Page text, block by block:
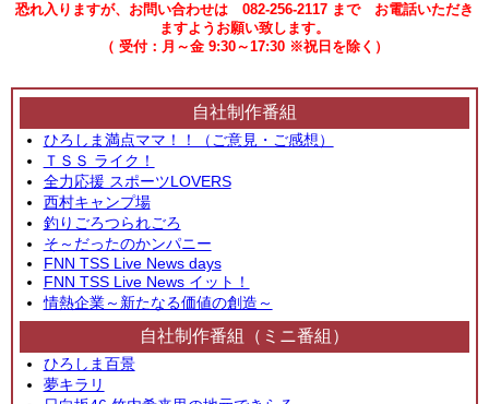
恐れ入りますが、お問い合わせは 082-256-2117 まで お電話いただき
ますようお願い致します。
（ 受付：月～金 9:30～17:30 ※祝日を除く）
自社制作番組
ひろしま満点ママ！！（ご意見・ご感想）
ＴＳＳ ライク！
全力応援 スポーツLOVERS
西村キャンプ場
釣りごろつられごろ
そ～だったのかンパニー
FNN TSS Live News days
FNN TSS Live News イット！
情熱企業～新たなる価値の創造～
自社制作番組（ミニ番組）
ひろしま百景
夢キラリ